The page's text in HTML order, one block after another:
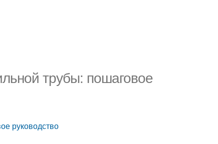
трубы: пошаговое
руководство